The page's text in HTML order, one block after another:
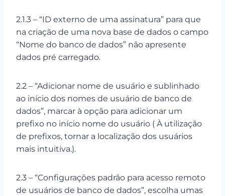
2.1.3 – “ID externo de uma assinatura” para que
na criação de uma nova base de dados o campo
“Nome do banco de dados” não apresente
dados pré carregado.
2.2 – “Adicionar nome de usuário e sublinhado
ao início dos nomes de usuário de banco de
dados”, marcar à opção para adicionar um
prefixo no início nome do usuário ( À utilização
de prefixos, tornar a localização dos usuários
mais intuitiva.).
2.3 – “Configurações padrão para acesso remoto
de usuários de banco de dados”, escolha umas